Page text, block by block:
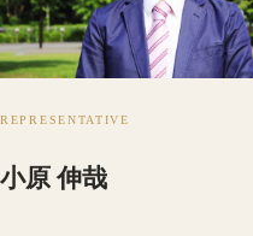
REPRESENTATIVE
小原 伸哉